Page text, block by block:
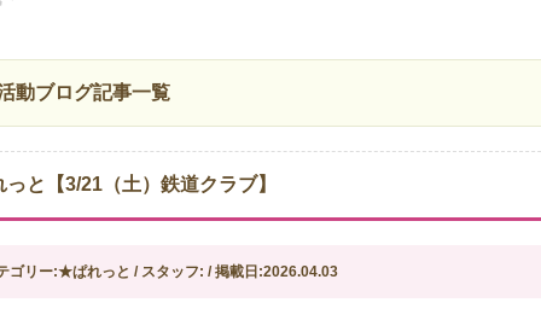
動ブログ記事一覧
っと【3/21（土）鉄道クラブ】
ゴリー:★ぱれっと / スタッフ: / 掲載日:2026.04.03